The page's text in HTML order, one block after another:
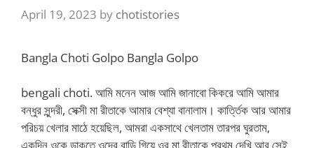
April 19, 2023 by chotistories
Bangla Choti Golpo Bangla Golpo
bengali choti. আমি মনেন আজ আমি জানাবো কিকরে আমি আমার
বন্ধুর সুন্দরী, সেক্সী মা রীতাকে আমার বেশ্যা বানালাম। কার্ত্তিক আর আমার
পরিচয় খেলার মাঠে হয়েছিল, আমরা একসাথে খেলতাম তারপর ঘুরতাম,